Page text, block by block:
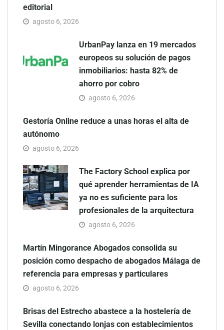
editorial
agosto 6, 2026
UrbanPay lanza en 19 mercados
europeos su solución de pagos
inmobiliarios: hasta 82% de
ahorro por cobro
agosto 6, 2026
Gestoría Online reduce a unas horas el alta de
autónomo
agosto 6, 2026
The Factory School explica por
qué aprender herramientas de IA
ya no es suficiente para los
profesionales de la arquitectura
agosto 6, 2026
Martín Mingorance Abogados consolida su
posición como despacho de abogados Málaga de
referencia para empresas y particulares
agosto 6, 2026
Brisas del Estrecho abastece a la hostelería de
Sevilla conectando lonjas con establecimientos